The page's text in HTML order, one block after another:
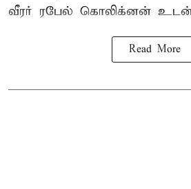
வீரர் ரபேல் கொலிக்னன் உடன்
Read More